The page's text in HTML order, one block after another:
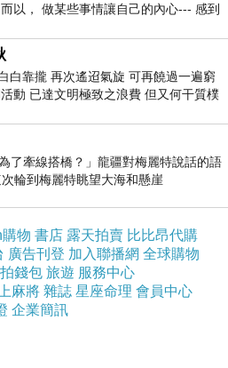
壓紋兩用水餃包
以， 做某些事情讓自己的內心--- 感到
白靠攏 再次遙迢氣旋 可再饒過一遍窮
動 已達文明極致之浪費 但又何干質樸
陪葬
了牽線搭橋？」龍疆對梅麗特說話的語
輪到梅麗特眺望大海和懸崖
物 書店 露天拍賣 比比昂代購
廣告刊登 加入聯播網 全球購物
錢包 旅遊 服務中心
麻將 雜誌 星座命理 會員中心
企業簡訊